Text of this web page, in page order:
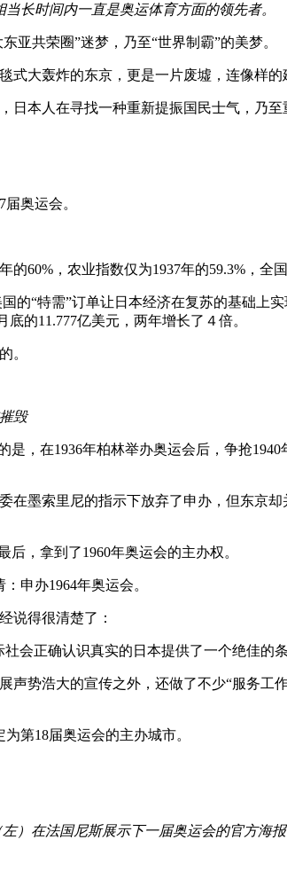
长时间内一直是奥运体育方面的领先者。
亚共荣圈”迷梦，乃至“世界制霸”的美梦。
大轰炸的东京，更是一片废墟，连像样的
本人在寻找一种重新提振国民士气，乃至
奥运会。
60%，农业指数仅为1937年的59.3%，全
的“特需”订单让日本经济在复苏的基础上
的11.777亿美元，两年增长了４倍。
。
毁
是，在1936年柏林举办奥运会后，争抢
墨索里尼的指示下放弃了申办，但东京
，拿到了1960年奥运会的主办权。
申办1964年奥运会。
说得很清楚了：
会正确认识真实的日本提供了一个绝佳的
势浩大的宣传之外，还做了不少“服务工
第18届奥运会的主办城市。
）在法国尼斯展示下一届奥运会的官方海报